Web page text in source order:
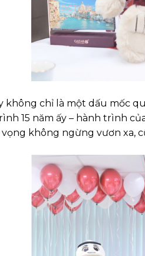
không chỉ là một dấu mốc
15 năm ấy – hành trình
không ngừng vươn xa,